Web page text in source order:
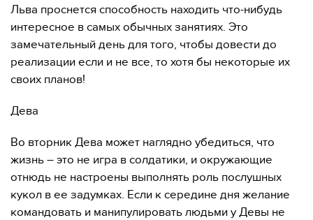
Льва проснется способность находить что-нибудь
интересное в самых обычных занятиях. Это
замечательный день для того, чтобы довести до
реализации если и не все, то хотя бы некоторые их
своих планов!
Дева
Во вторник Дева может наглядно убедиться, что
жизнь – это не игра в солдатики, и окружающие
отнюдь не настроены выполнять роль послушных
кукол в ее задумках. Если к середине дня желание
командовать и манипулировать людьми у Девы не